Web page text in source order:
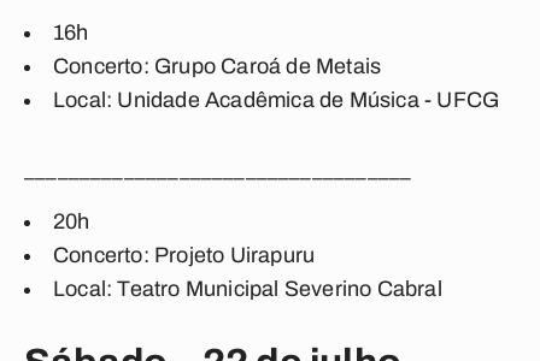
16h
Concerto: Grupo Caroá de Metais
Local: Unidade Acadêmica de Música - UFCG
20h
Concerto: Projeto Uirapuru
Local: Teatro Municipal Severino Cabral